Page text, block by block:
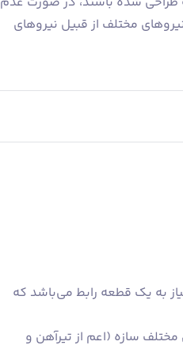
مختلف از قبیل نیروهای
به یک قطعه رابط می‌باشد که
سازه (اعم از تیرآهن و